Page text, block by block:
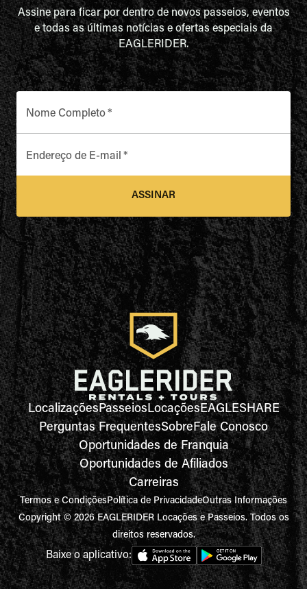
Assine para ficar por dentro de novos passeios, eventos
e todas as últimas notícias e ofertas especiais da
EAGLERIDER.
Nome Completo*
Endereço de E-mail *
ASSINAR
LocalizaçõesPasseiosLocaçõesEAGLESHARE
Perguntas FrequentesSobreFale Conosco
Oportunidades de Franquia
Oportunidades de Afiliados
Carreiras
Termos e CondiçõesPolítica de PrivacidadeOutras Informações
Copyright © 2026 EAGLERIDER Locações e Passeios. Todos os
direitos reservados.
Baixe o aplicativo: